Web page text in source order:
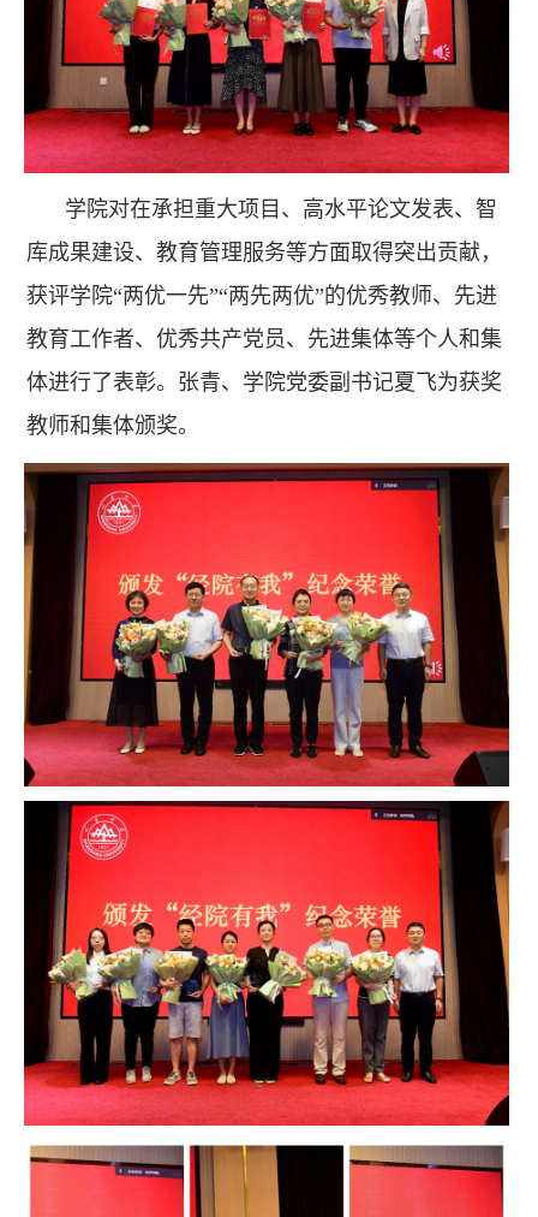
学院对在承担重大项目、高水平论文发表、智
库成果建设、教育管理服务等方面取得突出贡献，
获评学院“两优一先”“两先两优”的优秀教师、先进
教育工作者、优秀共产党员、先进集体等个人和集
体进行了表彰。张青、学院党委副书记夏飞为获奖
教师和集体颁奖。